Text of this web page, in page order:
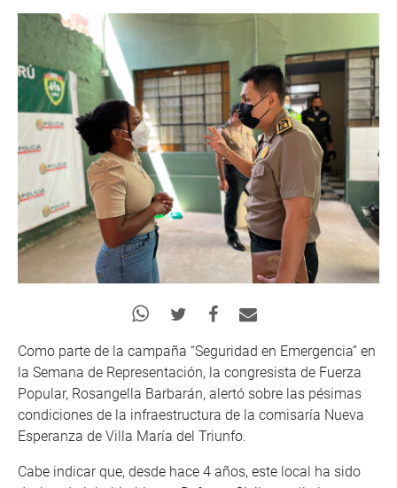
Como parte de la campaña “Seguridad en Emergencia” en
la Semana de Representación, la congresista de Fuerza
Popular, Rosangella Barbarán, alertó sobre las pésimas
condiciones de la infraestructura de la comisaría Nueva
Esperanza de Villa María del Triunfo.
Cabe indicar que, desde hace 4 años, este local ha sido